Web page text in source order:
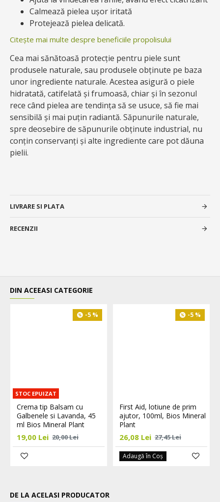
Calmează pielea ușor iritată
Protejează pielea delicată.
Citește mai multe despre beneficiile propolisului
Cea mai sănătoasă protecție pentru piele sunt
produsele naturale, sau produsele obținute pe baza
unor ingrediente naturale. Acestea asigură o piele
hidratată, catifelată și frumoasă, chiar și în sezonul
rece când pielea are tendința să se usuce, să fie mai
sensibilă și mai puțin radiantă. Săpunurile naturale,
spre deosebire de săpunurile obținute industrial, nu
conțin conservanți și alte ingrediente care pot dăuna
pielii.
LIVRARE SI PLATA
RECENZII
DIN ACEEASI CATEGORIE
-5 %
STOC EPUIZAT
Crema tip Balsam cu
Galbenele si Lavanda, 45
ml Bios Mineral Plant
19,00 Lei 20,00 Lei
-5 %
First Aid, lotiune de prim
ajutor, 100ml, Bios Mineral
Plant
26,08 Lei 27,45 Lei
Adaugă în Coş
DE LA ACELASI PRODUCATOR